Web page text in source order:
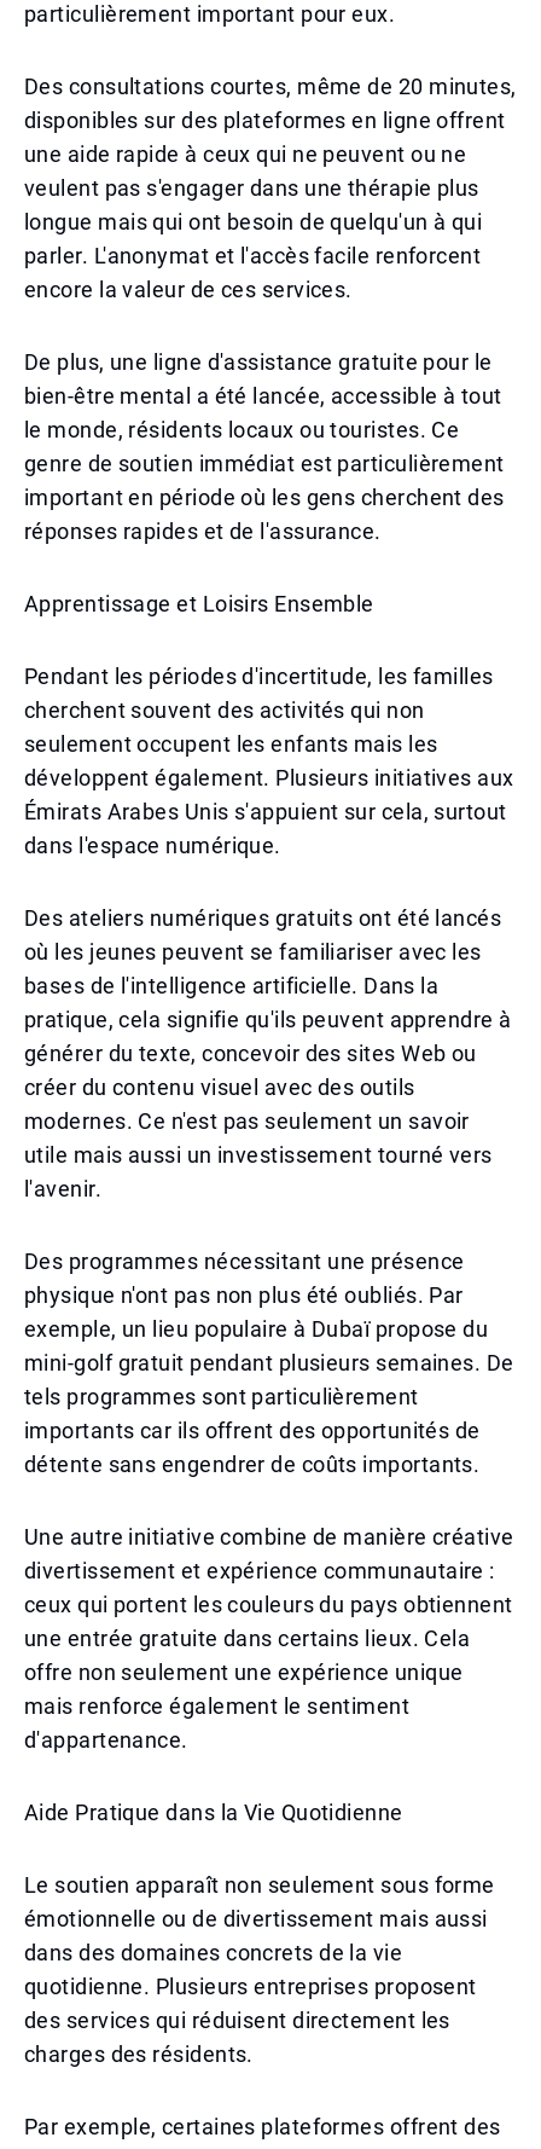
particulièrement important pour eux.
Des consultations courtes, même de 20 minutes,
disponibles sur des plateformes en ligne offrent
une aide rapide à ceux qui ne peuvent ou ne
veulent pas s'engager dans une thérapie plus
longue mais qui ont besoin de quelqu'un à qui
parler. L'anonymat et l'accès facile renforcent
encore la valeur de ces services.
De plus, une ligne d'assistance gratuite pour le
bien-être mental a été lancée, accessible à tout
le monde, résidents locaux ou touristes. Ce
genre de soutien immédiat est particulièrement
important en période où les gens cherchent des
réponses rapides et de l'assurance.
Apprentissage et Loisirs Ensemble
Pendant les périodes d'incertitude, les familles
cherchent souvent des activités qui non
seulement occupent les enfants mais les
développent également. Plusieurs initiatives aux
Émirats Arabes Unis s'appuient sur cela, surtout
dans l'espace numérique.
Des ateliers numériques gratuits ont été lancés
où les jeunes peuvent se familiariser avec les
bases de l'intelligence artificielle. Dans la
pratique, cela signifie qu'ils peuvent apprendre à
générer du texte, concevoir des sites Web ou
créer du contenu visuel avec des outils
modernes. Ce n'est pas seulement un savoir
utile mais aussi un investissement tourné vers
l'avenir.
Des programmes nécessitant une présence
physique n'ont pas non plus été oubliés. Par
exemple, un lieu populaire à Dubaï propose du
mini-golf gratuit pendant plusieurs semaines. De
tels programmes sont particulièrement
importants car ils offrent des opportunités de
détente sans engendrer de coûts importants.
Une autre initiative combine de manière créative
divertissement et expérience communautaire :
ceux qui portent les couleurs du pays obtiennent
une entrée gratuite dans certains lieux. Cela
offre non seulement une expérience unique
mais renforce également le sentiment
d'appartenance.
Aide Pratique dans la Vie Quotidienne
Le soutien apparaît non seulement sous forme
émotionnelle ou de divertissement mais aussi
dans des domaines concrets de la vie
quotidienne. Plusieurs entreprises proposent
des services qui réduisent directement les
charges des résidents.
Par exemple, certaines plateformes offrent des